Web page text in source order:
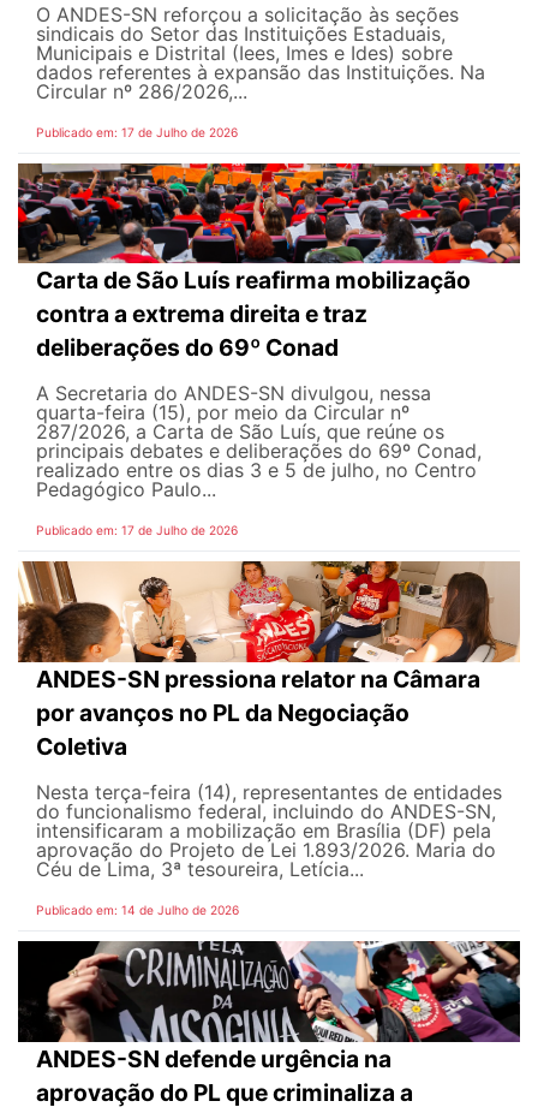
O ANDES-SN reforçou a solicitação às seções
sindicais do Setor das Instituições Estaduais,
Municipais e Distrital (Iees, Imes e Ides) sobre
dados referentes à expansão das Instituições. Na
Circular nº 286/2026,...
Publicado em: 17 de Julho de 2026
Carta de São Luís reafirma mobilização
contra a extrema direita e traz
deliberações do 69º Conad
A Secretaria do ANDES-SN divulgou, nessa
quarta-feira (15), por meio da Circular nº
287/2026, a Carta de São Luís, que reúne os
principais debates e deliberações do 69º Conad,
realizado entre os dias 3 e 5 de julho, no Centro
Pedagógico Paulo...
Publicado em: 17 de Julho de 2026
ANDES-SN pressiona relator na Câmara
por avanços no PL da Negociação
Coletiva
Nesta terça-feira (14), representantes de entidades
do funcionalismo federal, incluindo do ANDES-SN,
intensificaram a mobilização em Brasília (DF) pela
aprovação do Projeto de Lei 1.893/2026. Maria do
Céu de Lima, 3ª tesoureira, Letícia...
Publicado em: 14 de Julho de 2026
ANDES-SN defende urgência na
aprovação do PL que criminaliza a